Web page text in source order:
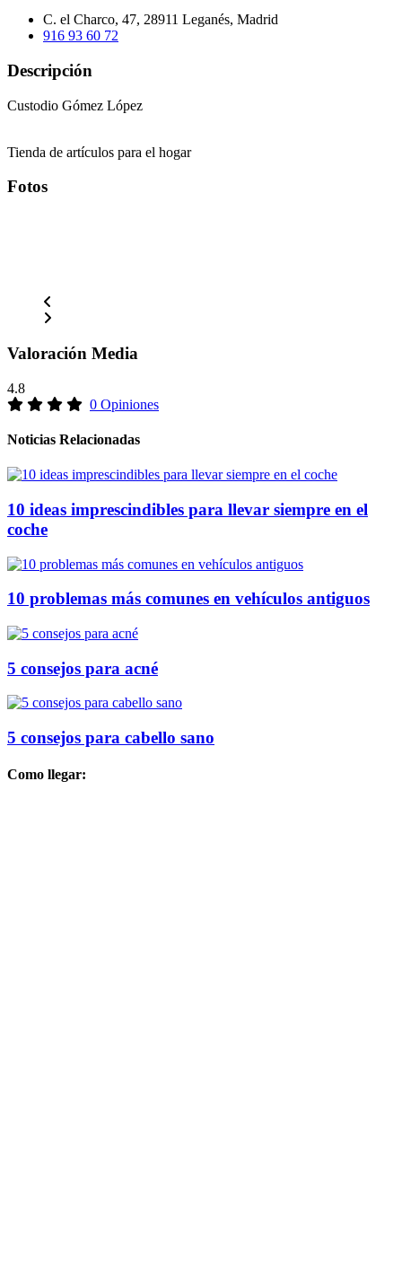
C. el Charco, 47, 28911 Leganés, Madrid
916 93 60 72
Descripción
Custodio Gómez López
Tienda de artículos para el hogar
Fotos
Valoración Media
4.8
0 Opiniones
Noticias Relacionadas
10 ideas imprescindibles para llevar siempre en el
coche
10 problemas más comunes en vehículos antiguos
5 consejos para acné
5 consejos para cabello sano
Como llegar: